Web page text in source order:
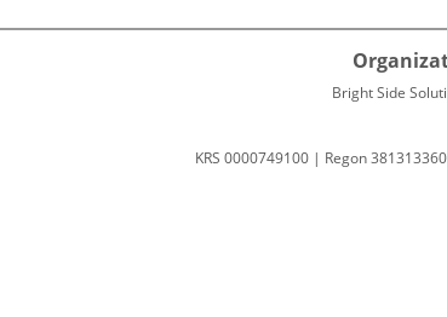
Bright Side
KRS 0000749100 | Regon